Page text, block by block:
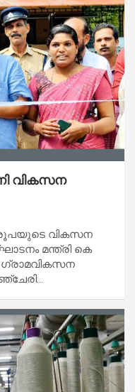
വികസന
രൂപയുടെ വികസന
മന്ത്രി കെ
ഗ്രാമവികസന